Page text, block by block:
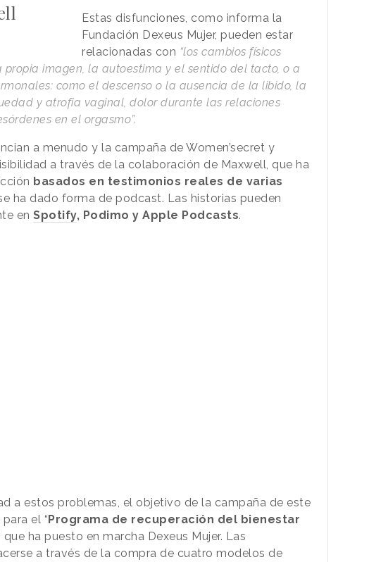
Estas disfunciones, como informa la
Fundación Dexeus Mujer, pueden estar
relacionadas con “los cambios físicos
propia imagen, la autoestima y el sentido del tacto, o a
como el descenso o la ausencia de la libido, la
y atrofia vaginal, dolor durante las relaciones
en el orgasmo”.
a menudo y la campaña de Women’secret y
a través de la colaboración de Maxwell, que ha
basados en testimonios reales de varias
ha dado forma de podcast. Las historias pueden
en Spotify, Podimo y Apple Podcasts.
a estos problemas, el objetivo de la campaña de este
el “Programa de recuperación del bienestar
que ha puesto en marcha Dexeus Mujer. Las
a través de la compra de cuatro modelos de